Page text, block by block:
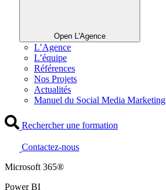
Open L'Agence
L’Agence
L’équipe
Références
Nos Projets
Actualités
Manuel du Social Media Marketing
Rechercher une formation
Contactez-nous
Microsoft 365®
Power BI